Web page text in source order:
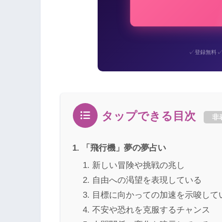
✓登録無料
タップできる目次 非
「飛行機」夢の夢占い
新しい冒険や挑戦の兆し
自由への渇望を表現している
目標に向かっての加速を示唆して
不安や恐れを克服するチャンス